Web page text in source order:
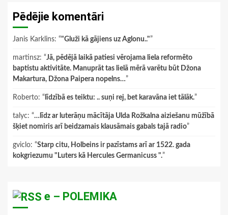
Pēdējie komentāri
Janis Karklins: “"Gluži kā gājiens uz Aglonu.."”
martinsz: “Jā, pēdējā laikā patiesi vērojama liela reformēto
baptistu aktivitāte. Manuprāt tas lielā mērā varētu būt Džona
Makartura, Džona Paipera nopelns…”
Roberto: “ līdzībā es teiktu: .. suņi rej, bet karavāna iet tālāk.”
talyc: “…līdz ar luterāņu mācītāja Ulda Rožkalna aiziešanu mūžībā
šķiet nomiris arī beidzamais klausāmais gabals tajā radio”
gviclo: “Starp citu, Holbeins ir pazīstams arī ar 1522. gada
kokgriezumu "Luters kā Hercules Germanicuss ".”
e – POLEMIKA